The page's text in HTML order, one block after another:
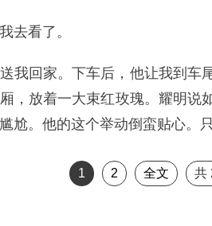
去看了。
我回家。下车后，他让我到车
，放着一大束红玫瑰。耀明说
尬。他的这个举动倒蛮贴心。
1 2 全文 共